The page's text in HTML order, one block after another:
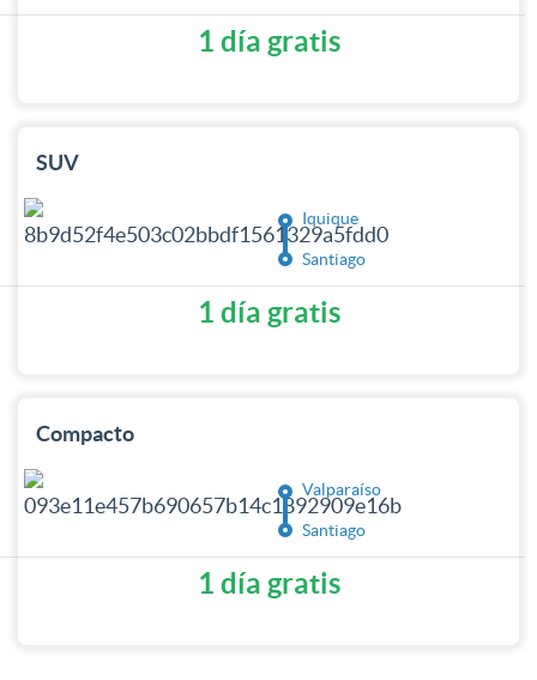
1 día gratis
SUV
Iquique
Santiago
1 día gratis
Compacto
Valparaíso
Santiago
1 día gratis